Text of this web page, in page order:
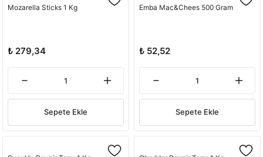
Mozarella Sticks 1 Kg
₺ 279,34
Sepete Ekle
Emba Mac&Chees 500 Gram
₺ 52,52
Sepete Ekle